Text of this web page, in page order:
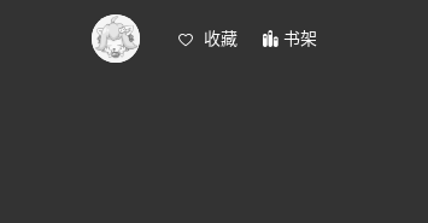
收藏 书架